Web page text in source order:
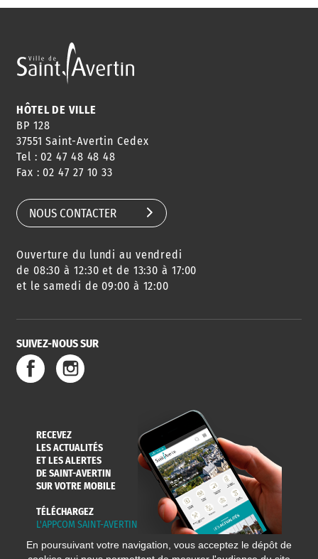
ANNUAIRE
HORAIRES
CONSEILS
DE QUARTIER
AGENDA
DES SORTIES
URBANISME
SERVICE
DE L'EAU
HÔTEL DE VILLE
BP 128
37551 Saint-Avertin Cedex
Tel : 02 47 48 48 48
Fax : 02 47 27 10 33
NOUS CONTACTER
Ouverture du lundi au vendredi
de 08:30 à 12:30 et de 13:30 à 17:00
et le samedi de 09:00 à 12:00
SUIVEZ-NOUS SUR
RECEVEZ
LES ACTUALITÉS
ET LES ALERTES
DE SAINT-AVERTIN
SUR VOTRE MOBILE
TÉLÉCHARGEZ
L'APPCOM SAINT-AVERTIN
En poursuivant votre navigation, vous acceptez le dépôt de